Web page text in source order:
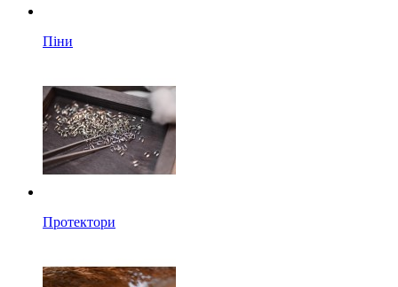
Піни
Протектори